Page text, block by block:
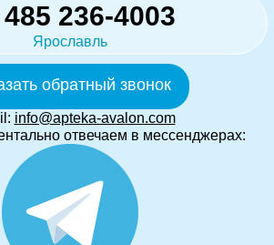
236-4003
Ярославль
обратный звонок
info@apteka-avalon.com
отвечаем в мессенджерах: